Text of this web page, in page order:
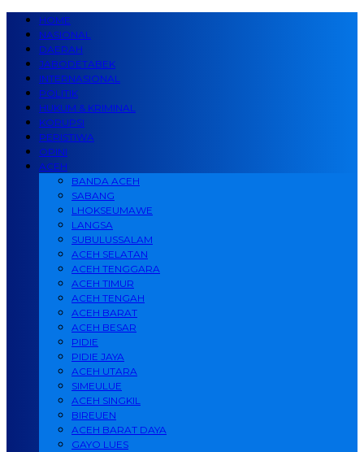
HOME
NASIONAL
DAERAH
JABODETABEK
INTERNASIONAL
POLITIK
HUKUM & KRIMINAL
KORUPSI
PERISTIWA
OPINI
ACEH
BANDA ACEH
SABANG
LHOKSEUMAWE
LANGSA
SUBULUSSALAM
ACEH SELATAN
ACEH TENGGARA
ACEH TIMUR
ACEH TENGAH
ACEH BARAT
ACEH BESAR
PIDIE
PIDIE JAYA
ACEH UTARA
SIMEULUE
ACEH SINGKIL
BIREUEN
ACEH BARAT DAYA
GAYO LUES